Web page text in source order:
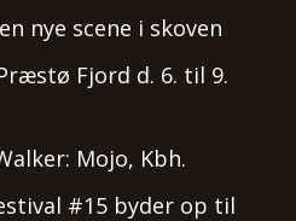
nye scene i skoven
Fjord d. 6. til 9.
Mojo, Kbh.
#15 byder op til